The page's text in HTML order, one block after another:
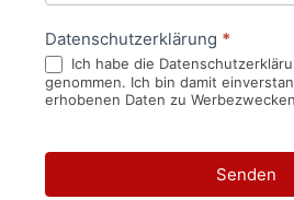
Datenschutzerklärung *
Ich habe die
genommen. Ich bin damit
erhobenen Daten zu
Senden